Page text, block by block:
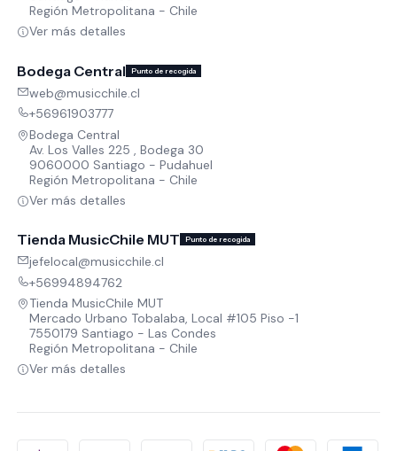
Región Metropolitana - Chile
Ver más detalles
Bodega Central Punto de recogida
web@musicchile.cl
+56961903777
Bodega Central
Av. Los Valles 225 , Bodega 30
9060000 Santiago - Pudahuel
Región Metropolitana - Chile
Ver más detalles
Tienda MusicChile MUT Punto de recogida
jefelocal@musicchile.cl
+56994894762
Tienda MusicChile MUT
Mercado Urbano Tobalaba, Local #105 Piso -1
7550179 Santiago - Las Condes
Región Metropolitana - Chile
Ver más detalles